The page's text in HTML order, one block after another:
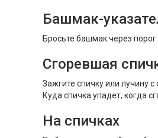
Башмак-
Бросьте башмак через
Сгоревшая
Зажгите спичку или лучину
Куда спичка упадет, когда
На спичках